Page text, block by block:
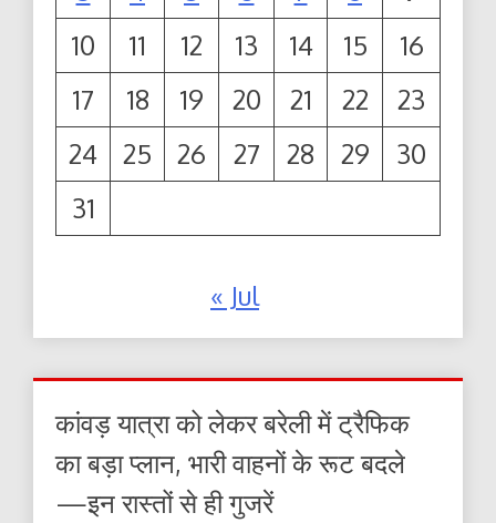
10
11 12 13 14 15
16
17
18 19 20 21 22
23
24
25 26 27 28 29
30
31
« Jul
कांवड़ यात्रा को लेकर बरेली में ट्रैफिक
का बड़ा प्लान, भारी वाहनों के रूट बदले
—इन रास्तों से ही गुजरें